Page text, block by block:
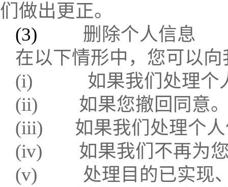
们做出更正。
(3) 删除个人信息
在以下情形中，您可以
(i) 如果我们处理个
(ii) 如果您撤回同意
(iii) 如果我们处理个
(iv) 如果我们不再为
(v) 处理目的已实现